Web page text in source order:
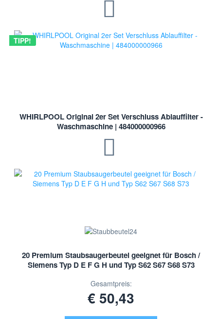
TIPP!
WHIRLPOOL Original 2er Set Verschluss Ablauffilter -
Waschmaschine | 484000000966
20 Premium Staubsaugerbeutel geeignet für Bosch /
Siemens Typ D E F G H und Typ S62 S67 S68 S73
Gesamtpreis:
€ 50,43